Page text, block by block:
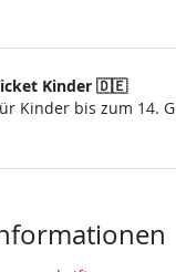
Kinder 🇩🇪
Kinder bis zum 14.